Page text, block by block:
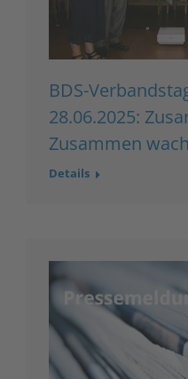
BDS-
28.06.2025:
Zusammen
Details